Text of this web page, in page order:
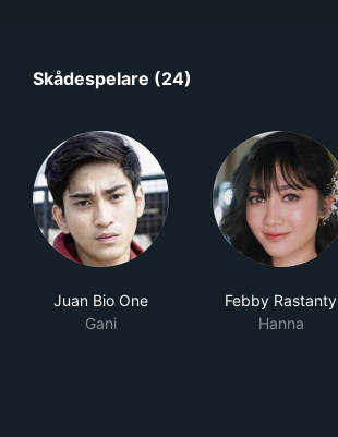
Skådespelare (24)
Juan Bio One
Gani
Febby Rastanty
Hanna